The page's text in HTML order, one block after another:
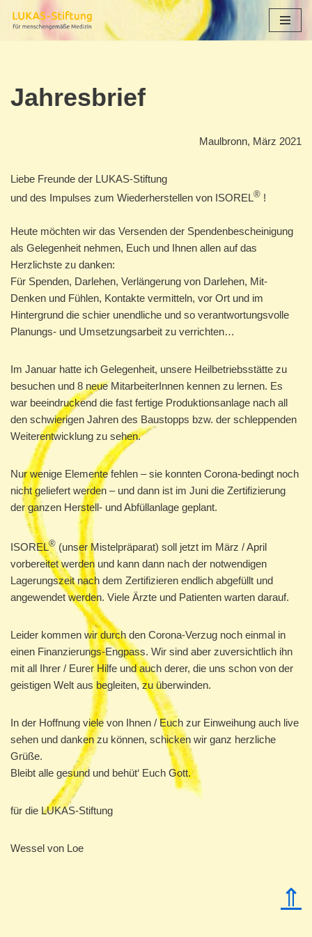
Jahresbrief
Maulbronn, März 2021
Liebe Freunde der LUKAS-Stiftung
und des Impulses zum Wiederherstellen von ISOREL® !
Heute möchten wir das Versenden der Spendenbescheinigung
als Gelegenheit nehmen, Euch und Ihnen allen auf das
Herzlichste zu danken:
Für Spenden, Darlehen, Verlängerung von Darlehen, Mit-
Denken und Fühlen, Kontakte vermitteln, vor Ort und im
Hintergrund die schier unendliche und so verantwortungsvolle
Planungs- und Umsetzungsarbeit zu verrichten…
Im Januar hatte ich Gelegenheit, unsere Heilbetriebsstätte zu
besuchen und 8 neue MitarbeiterInnen kennen zu lernen. Es
war beeindruckend die fast fertige Produktionsanlage nach all
den schwierigen Jahren des Baustopps bzw. der schleppenden
Weiterentwicklung zu sehen.
Nur wenige Elemente fehlen – sie konnten Corona-bedingt noch
nicht geliefert werden – und dann ist im Juni die Zertifizierung
der ganzen Herstell- und Abfüllanlage geplant.
ISOREL® (unser Mistelpräparat) soll jetzt im März / April
vorbereitet werden und kann dann nach der notwendigen
Lagerungszeit nach dem Zertifizieren endlich abgefüllt und
angewendet werden. Viele Ärzte und Patienten warten darauf.
Leider kommen wir durch den Corona-Verzug noch einmal in
einen Finanzierungs-Engpass. Wir sind aber zuversichtlich ihn
mit all Ihrer / Eurer Hilfe und auch derer, die uns schon von der
geistigen Welt aus begleiten, zu überwinden.
In der Hoffnung viele von Ihnen / Euch zur Einweihung auch live
sehen und danken zu können, schicken wir ganz herzliche
Grüße.
Bleibt alle gesund und behüt‘ Euch Gott.
für die LUKAS-Stiftung
Wessel von Loe
⇑